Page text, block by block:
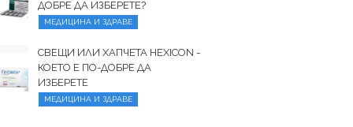
ДОБРЕ ДА ИЗБЕРЕТЕ?
МЕДИЦИНА И ЗДРАВЕ
СВЕЩИ ИЛИ ХАПЧЕТА HEXICON -
КОЕТО Е ПО-ДОБРЕ ДА
ИЗБЕРЕТЕ
МЕДИЦИНА И ЗДРАВЕ